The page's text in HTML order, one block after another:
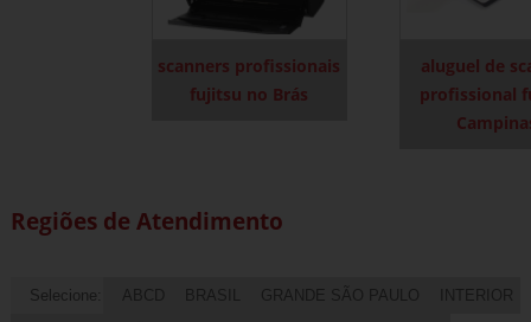
scanners profissionais
fujitsu no Brás
aluguel de
profissional
Regiões de Atendimento
Selecione: ABCD BRASIL GRANDE SÃO PAULO INTERIOR